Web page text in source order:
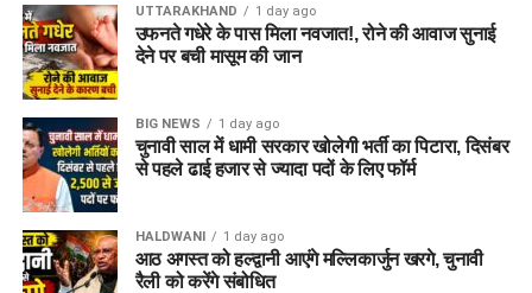
भी मदद मिलने की उम्मीद है।
UTTARAKHAND 1 day ago
उफनते गधेरे के पास मिला नवजात!, रोने की आवाज सुनाई
देने पर बची मासूम की जान
BIG NEWS 1 day ago
चुनावी साल में धामी सरकार खोलेगी भर्ती का पिटारा, दिसंबर
से पहले ढाई हजार से ज्यादा पदों के लिए फॉर्म
HALDWANI 1 day ago
आठ अगस्त को हल्द्वानी आएंगे मल्लिकार्जुन खरगे, चुनावी
रैली को करेंगे संबोधित